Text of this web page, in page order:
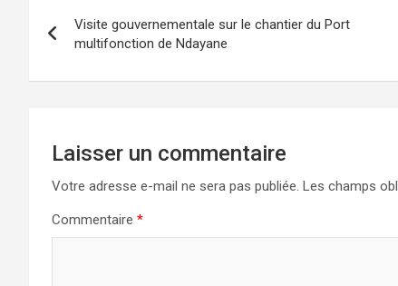
Visite gouvernementale sur le chantier du Port
multifonction de Ndayane
Laisser un commentaire
Votre adresse e-mail ne sera pas publiée. Les champs
Commentaire *